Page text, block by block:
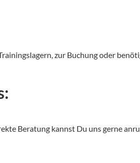
zur Buchung oder
Beratung kannst Du uns gerne